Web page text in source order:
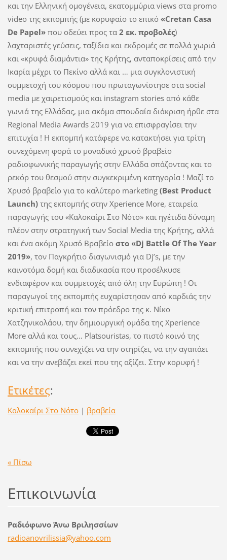
και την Ελληνική ομογένεια, εκατομμύρια views στα promo
video της εκπομπής (με κορυφαίο το επικό «Cretan Casa
De Papel» που οδεύει προς τα2 εκ. προβολές)
λαχταριστές γεύσεις, ταξίδια και εκδρομές σε πολλά χωριά
και «κρυφά διαμάντια» της Κρήτης, ανταποκρίσεις από την
Ικαρία μέχρι το Πεκίνο αλλά και … μια συγκλονιστική
συμμετοχή του κόσμου που πρωταγωνίστησε στα social
media με χαιρετισμούς και instagram stories από κάθε
γωνιά της Ελλάδας, μια ακόμα σπουδαία διάκριση ήρθε στα
Regional Media Awards 2019 για να επισφραγίσει την
επιτυχία ! Η εκπομπή κατάφερε να κατακτήσει για τρίτη
συνεχόμενη φορά το μοναδικό χρυσό βραβείο
ραδιοφωνικής παραγωγής στην Ελλάδα σπάζοντας και το
ρεκόρ του θεσμού στην συγκεκριμένη κατηγορία ! Μαζί το
Χρυσό βραβείο για το καλύτερο marketing (Best Product
Launch)της εκπομπής στην Xperience More, εταιρεία
παραγωγής του «Καλοκαίρι Στο Νότο» και ηγέτιδα δύναμη
πλέον στην στρατηγική των Social Media της Κρήτης, αλλά
και ένα ακόμη Χρυσό Βραβείο στο «Dj Battle Of The Year
2019», τον Παγκρήτιο διαγωνισμό για Dj’s, με την
καινοτόμα δομή και διαδικασία που προσέλκυσε
ενδιαφέρον και συμμετοχές από όλη την Ευρώπη ! Οι
παραγωγοί της εκπομπής ευχαρίστησαν από καρδιάς την
κριτική επιτροπή και τον πρόεδρο της κ. Νίκο
Χατζηνικολάου, την δημιουργική ομάδα της Xperience
More αλλά και τους… Platsouristas, το πιστό κοινό της
εκπομπής που συνεχίζει να την στηρίζει, να την αγαπάει
και να την ανεβάζει εκεί που της αξίζει. Στην κορυφή !
Ετικέτες:
Καλοκαίρι Στο Νότο | βραβεία
« Πίσω
Επικοινωνία
Ραδιόφωνο Άνω Βριλησσίων
radioanovrilissia@yahoo.com